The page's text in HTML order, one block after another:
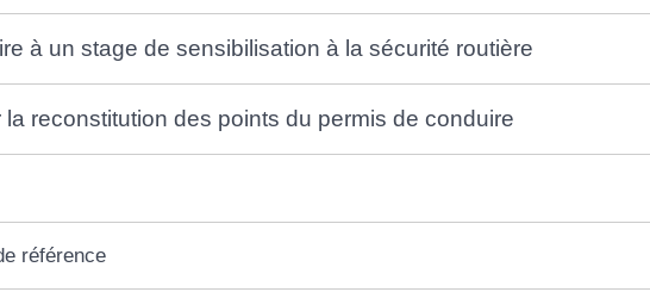
à un stage de sensibilisation à la sécurité routière
la reconstitution des points du permis de conduire
référence